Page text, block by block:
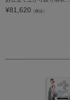
¥81,620 （税込）